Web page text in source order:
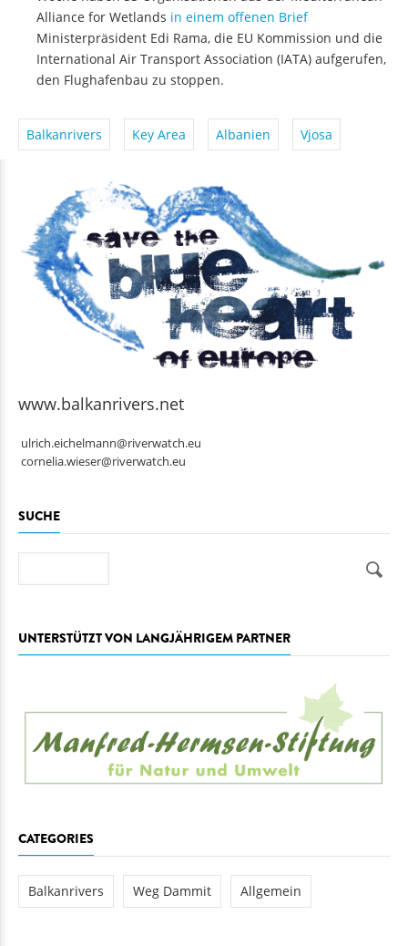
Alliance for Wetlands in einem offenen Brief
Ministerpräsident Edi Rama, die EU Kommission und die
International Air Transport Association (IATA) aufgerufen,
den Flughafenbau zu stoppen.
Balkanrivers Key Area Albanien Vjosa
www.balkanrivers.net
ulrich.eichelmann@riverwatch.eu
cornelia.wieser@riverwatch.eu
SUCHE
UNTERSTÜTZT VON LANGJÄHRIGEM PARTNER
CATEGORIES
Balkanrivers Weg Dammit Allgemein